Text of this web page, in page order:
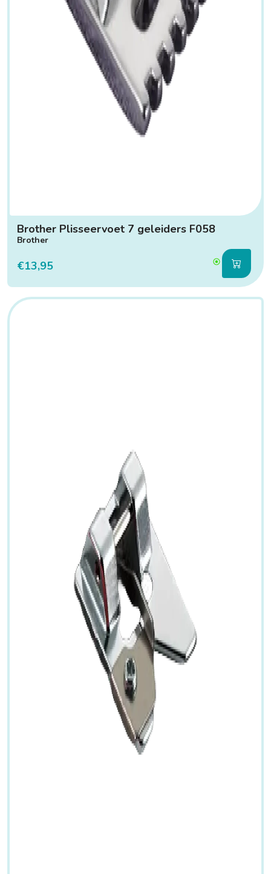
Brother Plisseervoet 7 geleiders F058
Brother
€13,95